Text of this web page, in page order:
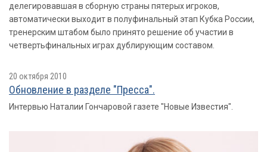
делегировавшая в сборную страны пятерых игроков,
автоматически выходит в полуфинальный этап Кубка России,
тренерским штабом было принято решение об участии в
четвертьфинальных играх дублирующим составом.
20 октября 2010
Обновление в разделе "Пресса".
Интервью Наталии Гончаровой газете "Новые Известия".